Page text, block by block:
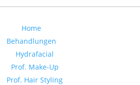
Home
Behandlungen
Hydrafacial
Prof. Make-Up
Prof. Hair Styling